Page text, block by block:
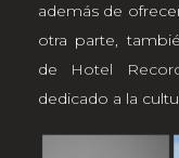
además de
otra parte,
de Hotel
dedicado a la